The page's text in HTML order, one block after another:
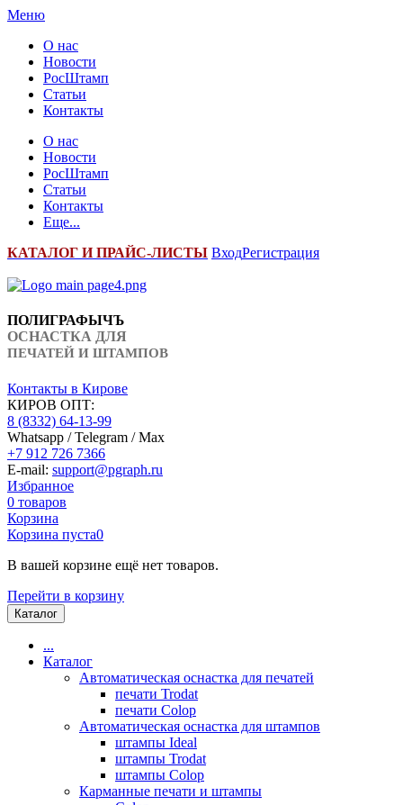
Меню
О нас
Новости
РосШтамп
Статьи
Контакты
О нас
Новости
РосШтамп
Статьи
Контакты
Еще...
КАТАЛОГ И ПРАЙС-ЛИСТЫ ВходРегистрация
ПОЛИГРАФЫЧЪ
ОСНАСТКА ДЛЯ
ПЕЧАТЕЙ И ШТАМПОВ
Контакты в Кирове
КИРОВ ОПТ:
8 (8332) 64-13-99
Whatsapp / Telegram / Max
+7 912 726 7366
E-mail: support@pgraph.ru
Избранное
0 товаров
Корзина
Корзина пуста0
В вашей корзине ещё нет товаров.
Перейти в корзину
Каталог
...
Каталог
Автоматическая оснастка для печатей
печати Trodat
печати Colop
Автоматическая оснастка для штампов
штампы Ideal
штампы Trodat
штампы Colop
Карманные печати и штампы